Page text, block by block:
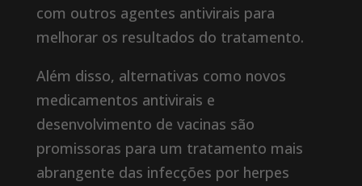
com outros agentes antivirais para
melhorar os resultados do tratamento.
Além disso, alternativas como novos
medicamentos antivirais e
desenvolvimento de vacinas são
promissoras para um tratamento mais
abrangente das infecções por herpes